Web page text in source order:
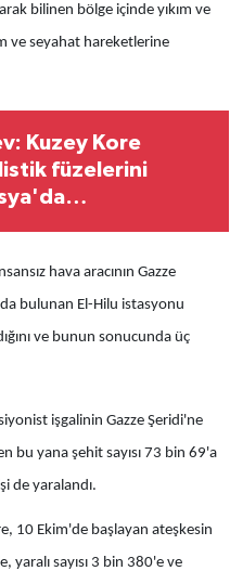
bilinen bölge içinde yıkım ve
ve seyahat hareketlerine
Kuzey Kore
füzelerini
hava aracının Gazze
bulunan El-Hilu istasyonu
ve bunun sonucunda üç
işgalinin Gazze Şeridi'ne
bu yana şehit sayısı 73 bin 69'a
de yaralandı.
10 Ekim'de başlayan ateşkesin
yaralı sayısı 3 bin 380'e ve